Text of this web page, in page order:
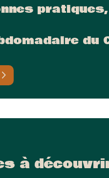
pratiques,
du
à